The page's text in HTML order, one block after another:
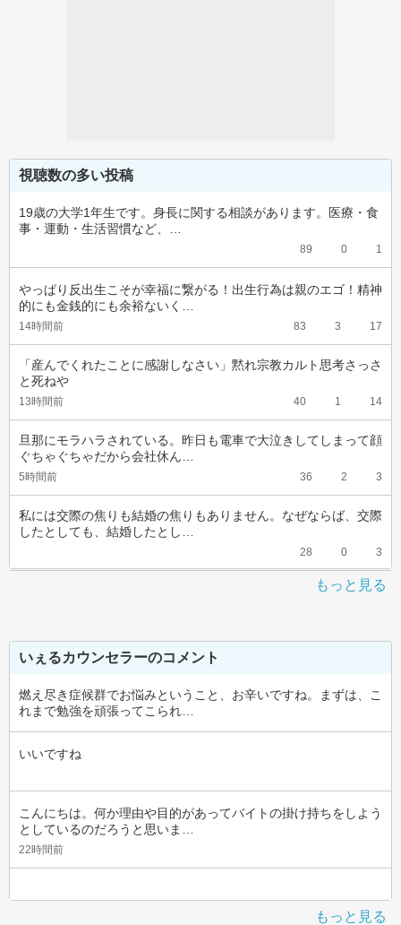
視聴数の多い投稿
19歳の大学1年生です。身長に関する相談があります。医療・食
事・運動・生活習慣など、…
89 0 1
やっぱり反出生こそが幸福に繋がる！出生行為は親のエゴ！精神
的にも金銭的にも余裕ないく…
14時間前 83 3 17
「産んでくれたことに感謝しなさい」黙れ宗教カルト思考さっさ
と死ねや
13時間前 40 1 14
旦那にモラハラされている。昨日も電車で大泣きしてしまって顔
ぐちゃぐちゃだから会社休ん…
5時間前 36 2 3
私には交際の焦りも結婚の焦りもありません。なぜならば、交際
したとしても、結婚したとし…
28 0 3
もっと見る
いぇるカウンセラーのコメント
燃え尽き症候群でお悩みということ、お辛いですね。まずは、こ
れまで勉強を頑張ってこられ…
いいですね
こんにちは。何か理由や目的があってバイトの掛け持ちをしよう
としているのだろうと思いま…
22時間前
もっと見る